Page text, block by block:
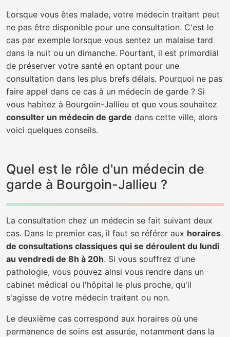
Lorsque vous êtes malade, votre médecin traitant peut
ne pas être disponible pour une consultation. C'est le
cas par exemple lorsque vous sentez un malaise tard
dans la nuit ou un dimanche. Pourtant, il est primordial
de préserver votre santé en optant pour une
consultation dans les plus brefs délais. Pourquoi ne pas
faire appel dans ce cas à un médecin de garde ? Si
vous habitez à Bourgoin-Jallieu et que vous souhaitez
consulter un médecin de garde dans cette ville, alors
voici quelques conseils.
Quel est le rôle d'un médecin de
garde à Bourgoin-Jallieu ?
La consultation chez un médecin se fait suivant deux
cas. Dans le premier cas, il faut se référer aux horaires
de consultations classiques qui se déroulent du lundi
au vendredi de 8h à 20h. Si vous souffrez d'une
pathologie, vous pouvez ainsi vous rendre dans un
cabinet médical ou l'hôpital le plus proche, qu'il
s'agisse de votre médecin traitant ou non.
Le deuxième cas correspond aux horaires où une
permanence de soins est assurée, notamment dans la